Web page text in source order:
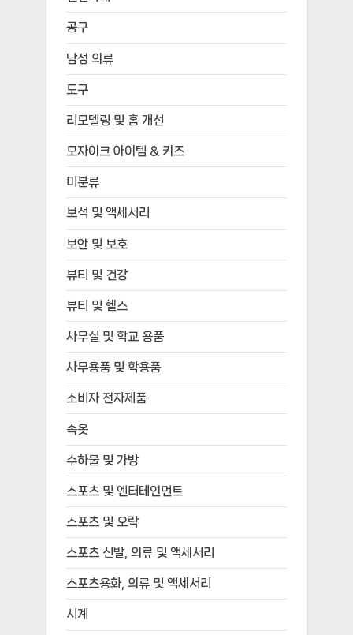
공구
남성 의류
도구
리모델링 및 홈 개선
모자이크 아이템 & 키즈
미분류
보석 및 액세서리
보안 및 보호
뷰티 및 건강
뷰티 및 헬스
사무실 및 학교 용품
사무용품 및 학용품
소비자 전자제품
속옷
수하물 및 가방
스포츠 및 엔터테인먼트
스포츠 및 오락
스포츠 신발, 의류 및 액세서리
스포츠용화, 의류 및 액세서리
시계